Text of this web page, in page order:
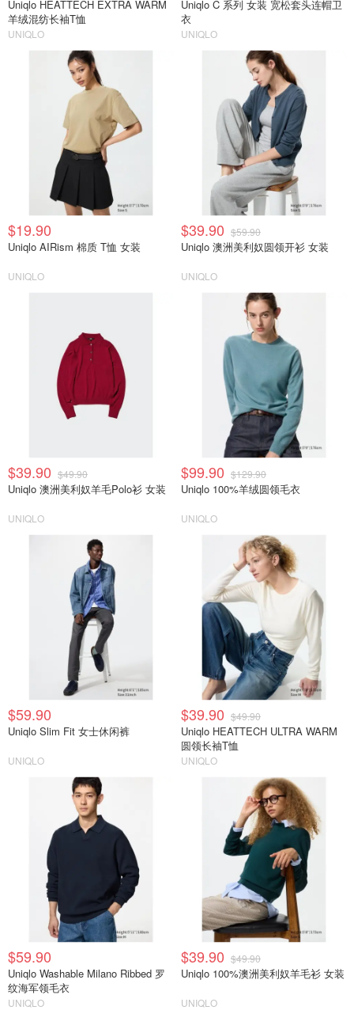
Uniqlo HEATTECH EXTRA WARM
羊绒混纺长袖T恤
UNIQLO
Uniqlo C 系列 女装 宽松套头连帽卫
衣
UNIQLO
$19.90
Uniqlo AIRism 棉质 T恤 女装
UNIQLO
$39.90 $59.90
Uniqlo 澳洲美利奴圆领开衫 女装
UNIQLO
$39.90 $49.90
Uniqlo 澳洲美利奴羊毛Polo衫 女装
UNIQLO
$99.90 $129.90
Uniqlo 100%羊绒圆领毛衣
UNIQLO
$59.90
Uniqlo Slim Fit 女士休闲裤
UNIQLO
$39.90 $49.90
Uniqlo HEATTECH ULTRA WARM
圆领长袖T恤
UNIQLO
$59.90
Uniqlo Washable Milano Ribbed 罗
纹海军领毛衣
UNIQLO
$39.90 $49.90
Uniqlo 100%澳洲美利奴羊毛衫 女装
UNIQLO